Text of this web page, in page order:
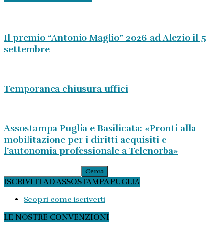
Il premio “Antonio Maglio” 2026 ad Alezio il 5
settembre
Temporanea chiusura uffici
Assostampa Puglia e Basilicata: «Pronti alla
mobilitazione per i diritti acquisiti e
l’autonomia professionale a Telenorba»
ISCRIVITI AD ASSOSTAMPA PUGLIA
Scopri come iscriverti
LE NOSTRE CONVENZIONI